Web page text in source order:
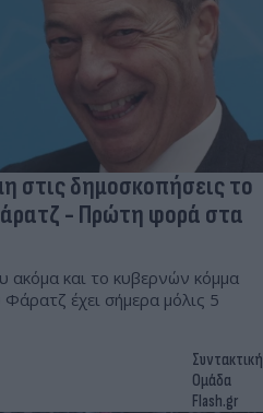
στις δημοσκοπήσεις το
- Πρώτη φορά στα
και το κυβερνών κόμμα
έχει σήμερα μόλις 5
Συντακτική
Ομάδα
Flash.gr